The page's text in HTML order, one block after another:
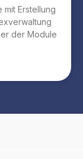
Erstellung
der Module